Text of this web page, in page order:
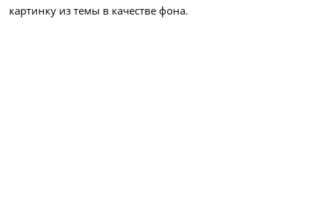
картинку из темы в качестве фона.